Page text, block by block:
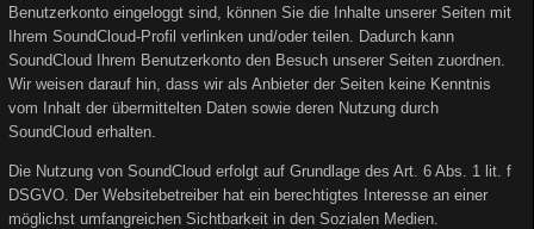
Benutzerkonto eingeloggt sind, können Sie die Inhalte unserer Seiten mit
Ihrem SoundCloud-Profil verlinken und/oder teilen. Dadurch kann
SoundCloud Ihrem Benutzerkonto den Besuch unserer Seiten zuordnen.
Wir weisen darauf hin, dass wir als Anbieter der Seiten keine Kenntnis
vom Inhalt der übermittelten Daten sowie deren Nutzung durch
SoundCloud erhalten.
Die Nutzung von SoundCloud erfolgt auf Grundlage des Art. 6 Abs. 1 lit. f
DSGVO. Der Websitebetreiber hat ein berechtigtes Interesse an einer
möglichst umfangreichen Sichtbarkeit in den Sozialen Medien.